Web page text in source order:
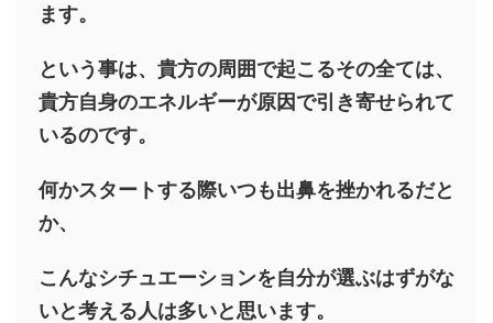
ます。
という事は、貴方の周囲で起こるその全ては、
貴方自身のエネルギーが原因で引き寄せられて
いるのです。
何かスタートする際いつも出鼻を挫かれるだと
か、
こんなシチュエーションを自分が選ぶはずがな
いと考える人は多いと思います。